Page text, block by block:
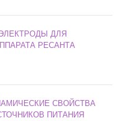
ДЛЯ
РЕСАНТА
СВОЙСТВА
ПИТАНИЯ